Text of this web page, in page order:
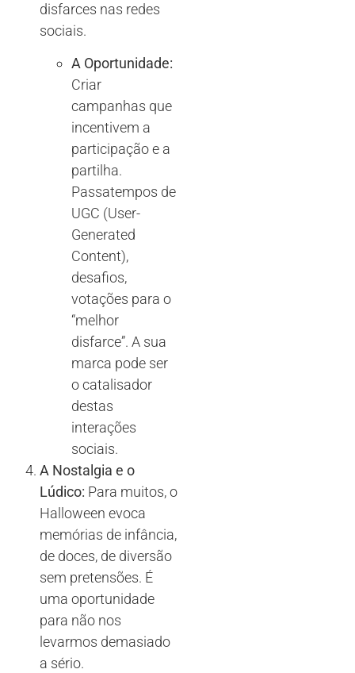
disfarces nas redes
sociais.
A Oportunidade:
Criar
campanhas que
incentivem a
participação e a
partilha.
Passatempos de
UGC (User-
Generated
Content),
desafios,
votações para o
“melhor
disfarce”. A sua
marca pode ser
o catalisador
destas
interações
sociais.
A Nostalgia e o
Lúdico: Para muitos, o
Halloween evoca
memórias de infância,
de doces, de diversão
sem pretensões. É
uma oportunidade
para não nos
levarmos demasiado
a sério.